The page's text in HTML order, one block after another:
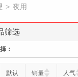
> 夜用
筛选
：
默认 销量 人气